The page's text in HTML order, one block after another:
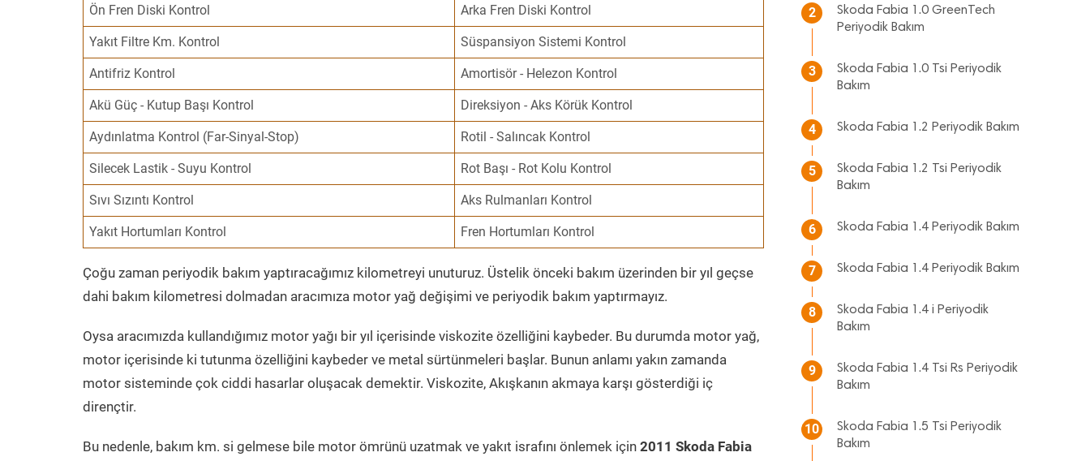
Ön Fren Diski Kontrol Arka Fren Diski Kontrol
Yakıt Filtre Km. Kontrol Süspansiyon Sistemi Kontrol
Antifriz Kontrol Amortisör - Helezon Kontrol
Akü Güç - Kutup Başı Kontrol Direksiyon - Aks Körük Kontrol
Aydınlatma Kontrol (Far-Sinyal-Stop) Rotil - Salıncak Kontrol
Silecek Lastik - Suyu Kontrol Rot Başı - Rot Kolu Kontrol
Sıvı Sızıntı Kontrol Aks Rulmanları Kontrol
Yakıt Hortumları Kontrol Fren Hortumları Kontrol
Çoğu zaman periyodik bakım yaptıracağımız kilometreyi unuturuz. Üstelik önceki bakım üzerinden bir yıl geçse
dahi bakım kilometresi dolmadan aracımıza motor yağ değişimi ve periyodik bakım yaptırmayız.
Oysa aracımızda kullandığımız motor yağı bir yıl içerisinde viskozite özelliğini kaybeder. Bu durumda motor yağ,
motor içerisinde ki tutunma özelliğini kaybeder ve metal sürtünmeleri başlar. Bunun anlamı yakın zamanda
motor sisteminde çok ciddi hasarlar oluşacak demektir. Viskozite, Akışkanın akmaya karşı gösterdiği iç
dirençtir.
Bu nedenle, bakım km. si gelmese bile motor ömrünü uzatmak ve yakıt israfını önlemek için 2011 Skoda Fabia
2
Skoda Fabia 1.0 GreenTech
Periyodik Bakım
3
Skoda Fabia 1.0 Tsi Periyodik
Bakım
4 Skoda Fabia 1.2 Periyodik Bakım
5
Skoda Fabia 1.2 Tsi Periyodik
Bakım
6 Skoda Fabia 1.4 Periyodik Bakım
7 Skoda Fabia 1.4 Periyodik Bakım
8
Skoda Fabia 1.4 i Periyodik
Bakım
9
Skoda Fabia 1.4 Tsi Rs Periyodik
Bakım
10
Skoda Fabia 1.5 Tsi Periyodik
Bakım